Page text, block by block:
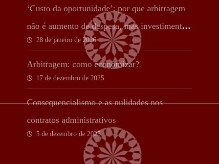
‘Custo da oportunidade’: por que arbitragem
não é aumento de despesa, mas investimento
estratégico
28 de janeiro de 2026
Arbitragem: como economizar?
17 de dezembro de 2025
Consequencialismo e as nulidades nos
contratos administrativos
5 de dezembro de 2025